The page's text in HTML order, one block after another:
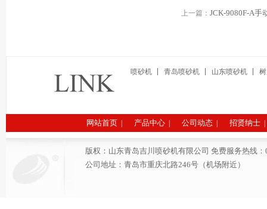
上一篇：JCK-9080F-A手
喷砂机 青岛喷砂机 山东喷砂机
网站首页 产品中心 公司动态 招贤纳士
版权：山东青岛吉川喷砂机有限公司 免费服务热线
公司地址：青岛市重庆北路246号（机场附近）